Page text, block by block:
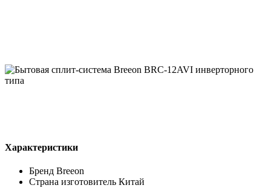
Характеристики
Бренд Breeon
Страна изготовитель Китай